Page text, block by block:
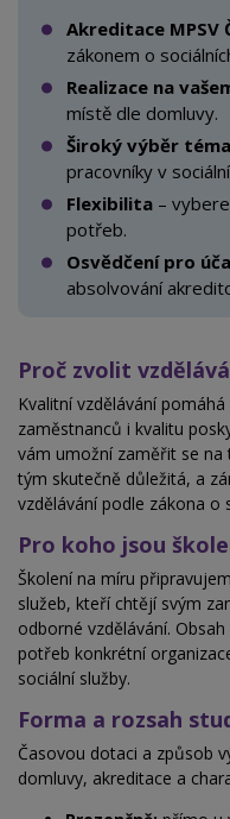
Akreditace MPSV
zákonem o
Realizace na
místě dle domluvy.
Široký výběr
pracovníky v
Flexibilita –
potřeb.
Osvědčení pro
absolvování
Proč zvolit
Kvalitní vzdělávání
zaměstnanců i kvalitu
vám umožní zaměřit se na
tým skutečně důležitá, a
vzdělávání podle zákona o
Pro koho jsou
Školení na míru
služeb, kteří chtějí svým
odborné vzdělávání. Obsah
potřeb konkrétní
sociální služby.
Forma a rozsah
Časovou dotaci a způsob
domluvy, akreditace a